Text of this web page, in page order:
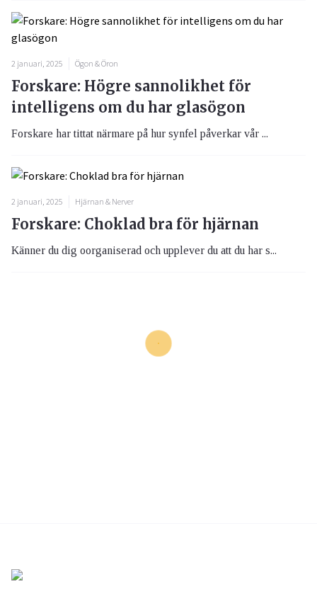
2 januari, 2025 Ögon & Öron
Forskare: Högre sannolikhet för
intelligens om du har glasögon
Forskare har tittat närmare på hur synfel påverkar vår ...
2 januari, 2025 Hjärnan & Nerver
Forskare: Choklad bra för hjärnan
Känner du dig oorganiserad och upplever du att du har s...